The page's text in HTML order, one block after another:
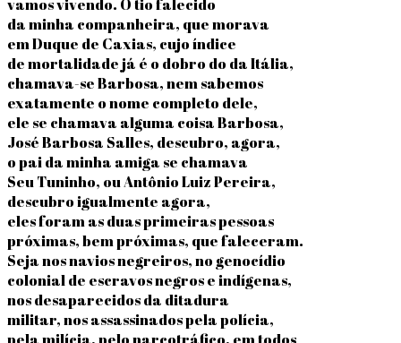
vamos vivendo. O tio falecido
da minha companheira, que morava
em Duque de Caxias, cujo índice
de mortalidade já é o dobro do da Itália,
chamava-se Barbosa, nem sabemos
exatamente o nome completo dele,
ele se chamava alguma coisa Barbosa,
José Barbosa Salles, descubro, agora,
o pai da minha amiga se chamava
Seu Tuninho, ou Antônio Luiz Pereira,
descubro igualmente agora,
eles foram as duas primeiras pessoas
próximas, bem próximas, que faleceram.
Seja nos navios negreiros, no genocídio
colonial de escravos negros e indígenas,
nos desaparecidos da ditadura
militar, nos assassinados pela polícia,